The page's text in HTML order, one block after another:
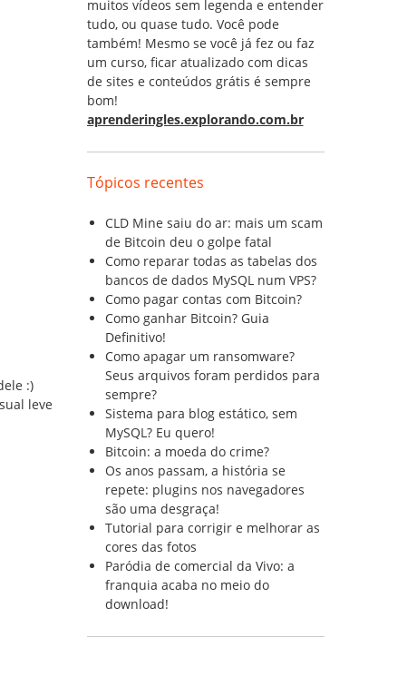
:)
leve
muitos vídeos sem legenda e entender
tudo, ou quase tudo. Você pode
também! Mesmo se você já fez ou faz
um curso, ficar atualizado com dicas
de sites e conteúdos grátis é sempre
bom!
aprenderingles.explorando.com.br
Tópicos recentes
CLD Mine saiu do ar: mais um scam
de Bitcoin deu o golpe fatal
Como reparar todas as tabelas dos
bancos de dados MySQL num VPS?
Como pagar contas com Bitcoin?
Como ganhar Bitcoin? Guia
Definitivo!
Como apagar um ransomware?
Seus arquivos foram perdidos para
sempre?
Sistema para blog estático, sem
MySQL? Eu quero!
Bitcoin: a moeda do crime?
Os anos passam, a história se
repete: plugins nos navegadores
são uma desgraça!
Tutorial para corrigir e melhorar as
cores das fotos
Paródia de comercial da Vivo: a
franquia acaba no meio do
download!